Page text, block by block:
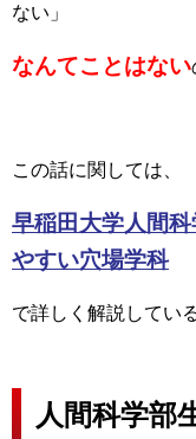
ない」
なんてことはない
この話に関しては、
早稲田大学人間
やすい穴場学科
で詳しく解説してい
人間科学部